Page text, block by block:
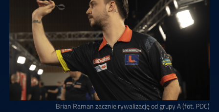
Brian Raman zacznie rywalizację od grupy A (fot. PDC)